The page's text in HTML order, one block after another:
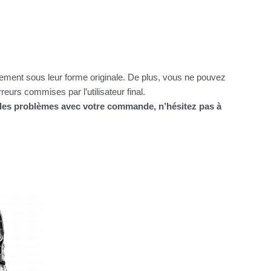
sous leur forme originale. De plus, vous ne pouvez
commises par l’utilisateur final.
problèmes avec votre commande, n’hésitez pas à